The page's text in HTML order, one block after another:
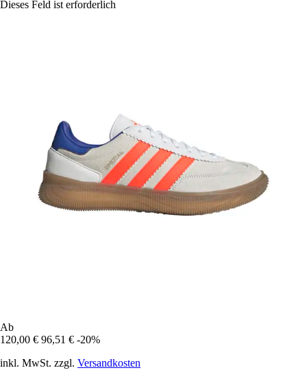
Dieses Feld ist erforderlich
Ab
120,00 € 96,51 € -20%
inkl. MwSt. zzgl. Versandkosten